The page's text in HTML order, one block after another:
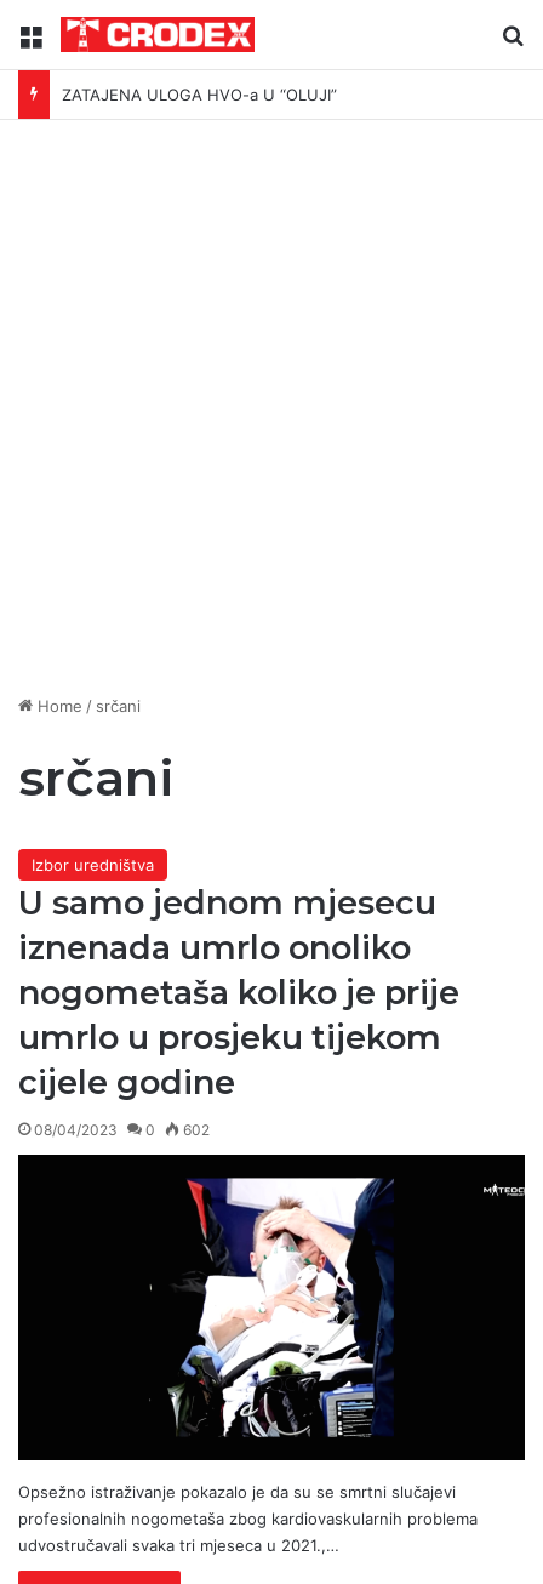
Menu
ZATAJENA ULOGA HVO-a U “OLUJI”
Home / srčani
srčani
Izbor uredništva
U samo jednom mjesecu
iznenada umrlo onoliko
nogometaša koliko je prije
umrlo u prosjeku tijekom
cijele godine
08/04/2023 0 602
Opsežno istraživanje pokazalo je da su se smrtni slučajevi
profesionalnih nogometaša zbog kardiovaskularnih problema
udvostručavali svaka tri mjeseca u 2021.,…